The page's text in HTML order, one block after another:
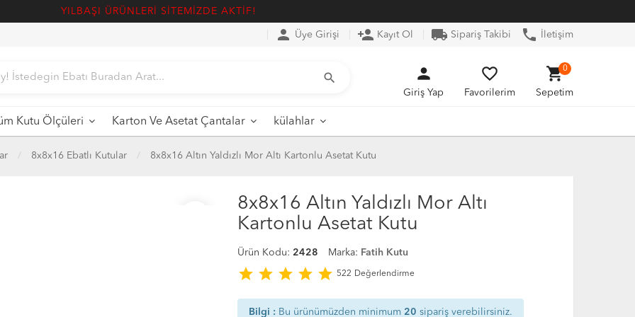
YILBAŞI ÜRÜNLERİ SİTEMİZDE AKTİF!
person Üye Girişi person_add Kayıt Ol local_shipping Sipariş Takibi phone İletişim
search person
Giriş Yap
favorite_border
Favorilerim
shopping_cart
Sepetim
0
Kutu Ölçüleri Karton Ve Asetat Çantalar külahlar
8x8x16 Ebatlı Kutular 8x8x16 Altın Yaldızlı Mor Altı Kartonlu Asetat Kutu
8x8x16 Altın Yaldızlı Mor Altı
Kartonlu Asetat Kutu
Ürün Kodu: 2428 Marka: Fatih Kutu
star star star star star 522 Değerlendirme
Bilgi : Bu ürünümüzden minimum 20 sipariş verebilirsiniz.